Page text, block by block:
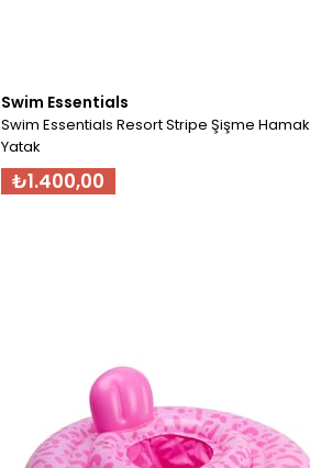
Swim Essentials
Swim Essentials Resort Stripe Şişme Hamak
Yatak
₺1.400,00